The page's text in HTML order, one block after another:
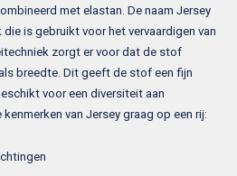
met elastan. De naam Jersey
is gebruikt voor het vervaardigen van
zorgt er voor dat de stof
breedte. Dit geeft de stof een fijn
voor een diversiteit aan
van Jersey graag op een rij: